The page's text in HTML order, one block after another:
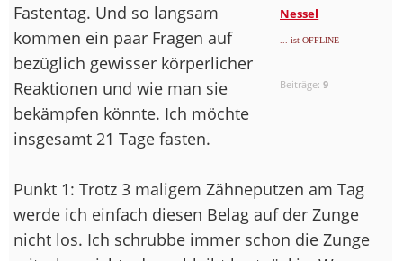
Nessel
... ist OFFLINE
Beiträge:9
Fastentag. Und so langsam
kommen ein paar Fragen auf
bezüglich gewisser körperlicher
Reaktionen und wie man sie
bekämpfen könnte. Ich möchte
insgesamt 21 Tage fasten.
Punkt 1: Trotz 3 maligem Zähneputzen am Tag
werde ich einfach diesen Belag auf der Zunge
nicht los. Ich schrubbe immer schon die Zunge